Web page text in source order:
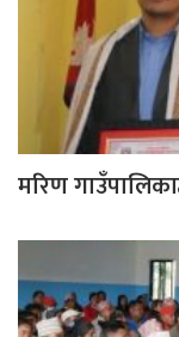
मरिण